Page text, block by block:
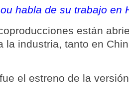
habla de su trabajo en
están
la industria, tanto en
el estreno de la